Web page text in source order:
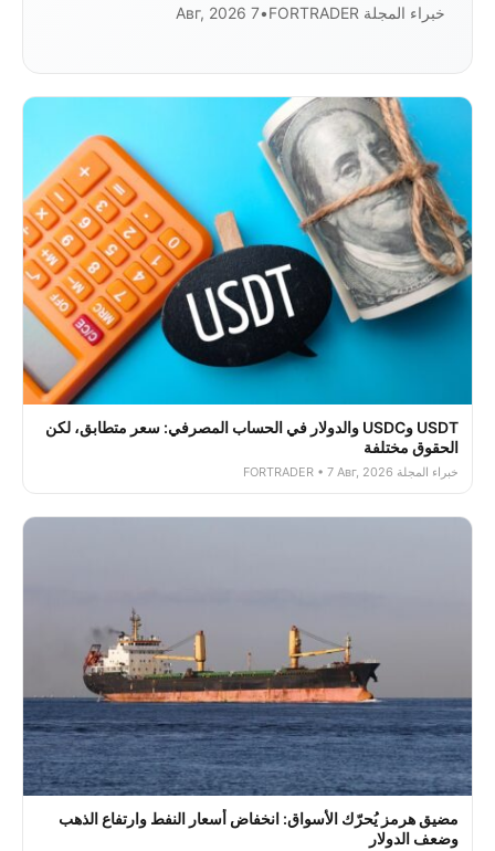
خبراء المجلة FORTRADER •
7 Авг, 2026
USDT وUSDC والدولار في الحساب المصرفي: سعر متطابق، لكن
الحقوق مختلفة
خبراء المجلة FORTRADER • 7 Авг, 2026
مضيق هرمز يُحرّك الأسواق: انخفاض أسعار النفط وارتفاع الذهب
وضعف الدولار